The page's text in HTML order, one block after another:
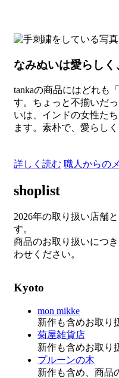
なみぬいは愛らし
tankaの商品にはどれも
す。ちょっと不揃いだ
いは、インドの女性た
ます。素朴で、愛らし
詳しく読む 職人からの
shoplist
2026年の取り扱い店舗
す。
商品のお取り扱いにつき
わせください。
Kyoto
mon mikke
新作も含めお取り
菊屋雑貨店
新作も含めお取り
プルーンの木
新作も含め、商品